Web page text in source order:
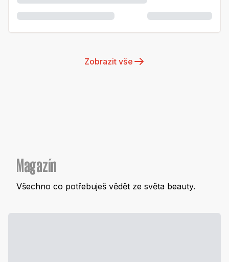
Zobrazit vše
Magazín
Všechno co potřebuješ vědět ze světa beauty.